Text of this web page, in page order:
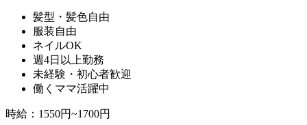
髪型・髪色自由
服装自由
ネイルOK
週4日以上勤務
未経験・初心者歓迎
働くママ活躍中
時給 ： 1550円~1700円